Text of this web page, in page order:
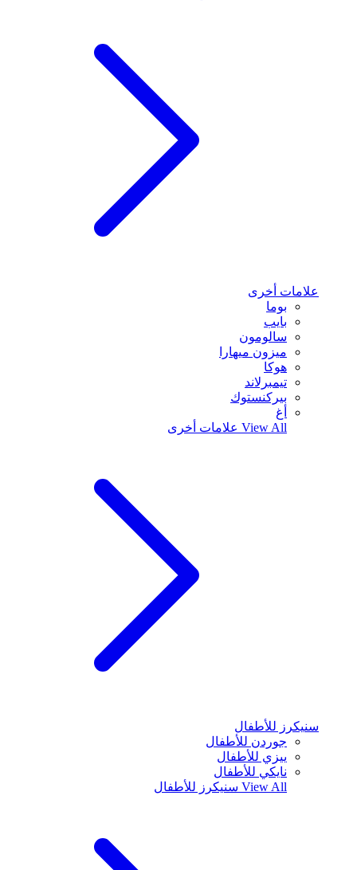
علامات أخرى
بوما
بايب
سالومون
ميزون ميهارا
هوكا
تيمبرلاند
بيركنستوك
أغ
View All علامات أخرى
سنيكرز للأطفال
جوردن للأطفال
ييزي للأطفال
نايكي للأطفال
View All سنيكرز للأطفال